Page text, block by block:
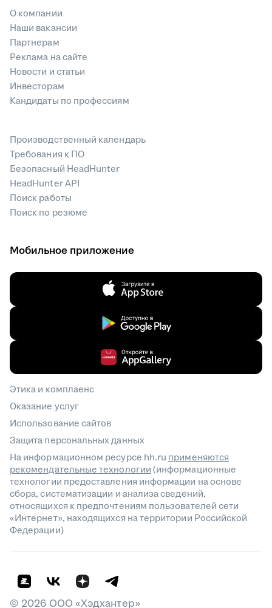
О компании
Наши вакансии
Партнерам
Реклама на сайте
Новости и статьи
Инвесторам
Кандидаты по профессиям
Производственный календарь
Требования к ПО
Безопасный HeadHunter
HeadHunter API
Поиск работы
Поиск по резюме
Мобильное приложение
Этика и комплаенс
Оказание услуг
Использование сайтов
Защита персональных данных
На информационном ресурсе hh.ru применяются
рекомендательные технологии(информационные
технологии предоставления информации на основе
сбора, систематизации и анализа сведений,
относящихся к предпочтениям пользователей сети
«Интернет», находящихся на территории Российской
Федерации)
© 2026 ООО «Хэдхантер»